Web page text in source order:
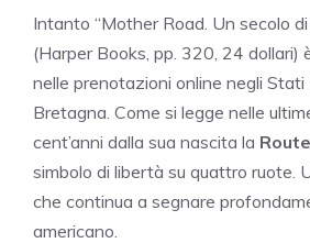
Intanto “Mother Road. Un secolo
(Harper Books, pp. 320, 24 dollari)
nelle prenotazioni online negli Stati
Bretagna. Come si legge nelle
cent’anni dalla sua nascita la
simbolo di libertà su quattro ruote.
che continua a segnare
americano.